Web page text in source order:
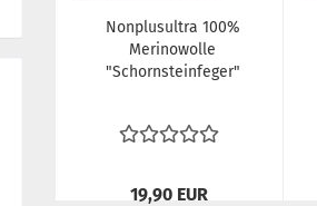
Nonplusultra 100%
Merinowolle
"Schornsteinfeger"
19,90 EUR